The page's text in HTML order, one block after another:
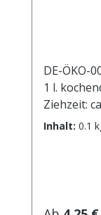
DE-ÖKO-
1 l.
Ziehzeit:
Inhalt: 0.1